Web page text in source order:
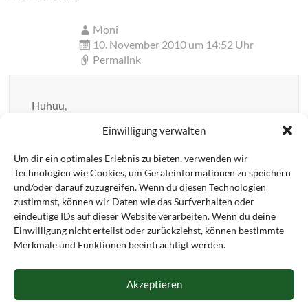
Einwilligung verwalten
Um dir ein optimales Erlebnis zu bieten, verwenden wir
Technologien wie Cookies, um Geräteinformationen zu speichern
und/oder darauf zuzugreifen. Wenn du diesen Technologien
zustimmst, können wir Daten wie das Surfverhalten oder
eindeutige IDs auf dieser Website verarbeiten. Wenn du deine
Einwilligung nicht erteilst oder zurückziehst, können bestimmte
Merkmale und Funktionen beeinträchtigt werden.
Akzeptieren
Moni
10. November 2010 um 14:52 Uhr
Permalink
Huhuu,
Kids, den Hautpcharakter in Aktion erleben. Eine
witzige/spannende Stelle.
Der Text darf auch auf keinen Fall zu lang werden.
Zuhören ist anstrengend, besonders für die Kids
Der Flyer ist gut geworden!
LG